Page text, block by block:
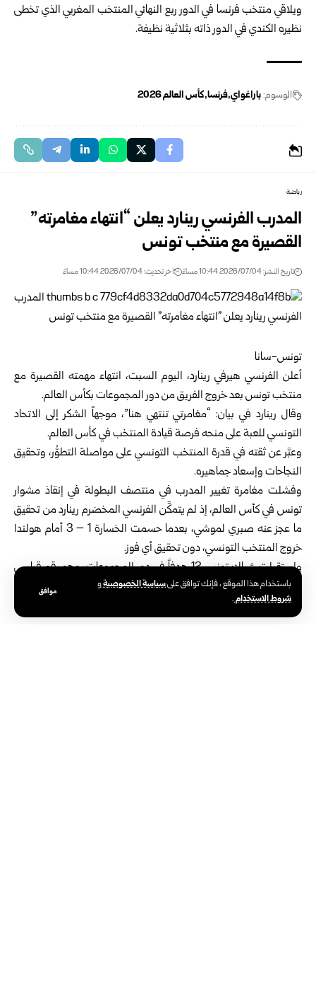
باستخدام هذا الموقع ، فإنك توافق علىسياسة الخصوصيةو
شروط الاستخدام.
موافق
ويلاقي منتخب فرنسا في الدور ربع النهائي المنتخب المغربي الذي تخطى
نظيره الكندي ‏في الدور ذاته بثلاثية نظيفة.‏
الوسوم:باراغواي فرنسا كأس العالم 2026
رياضة
المدرب الفرنسي رينارد يعلن “انتهاء مغامرته”
القصيرة مع منتخب تونس
تاريخ النشر: 2026/07/04 10:44 مساءً اخر تحديث: 2026/07/04 10:44 مساءً
تونس-سانا
أعلن الفرنسي هيرفي رينارد، اليوم السبت، انتهاء مهمته القصيرة مع
منتخب تونسبعد خروج الفريق من دور المجموعات بكأس العالم.
وقال رينارد في بيان: “مغامرتي تنتهي هنا”، موجهاً الشكر إلى الاتحاد
التونسي للعبة على منحه فرصة قيادة المنتخب في كأس العالم.
وعبَّر عن ثقته في قدرة المنتخب التونسي على مواصلة التطوُّر، وتحقيق
النجاحات وإسعاد جماهيره.
وفشلت مغامرة تغيير المدرب في منتصف البطولة في إنقاذ مشوار
تونس في كأس العالم، إذ لم يتمكَّن الفرنسي المخضرم رينارد من تحقيق
ما عجز عنه صبري لموشي، بعدما حسمت الخسارة 1 – 3 أمام هولندا
خروج المنتخب التونسي، دون تحقيق أي فوز.
واستقبلت شباك تونس 12 هدفاً في دور المجموعات، وهو رقم قياسي
سلبي في تاريخ كأس العالم، متجاوزاً الرقم السابق المُسجَّل باسم
كوستاريكا (11 هدفاً) في نسخة 2022.